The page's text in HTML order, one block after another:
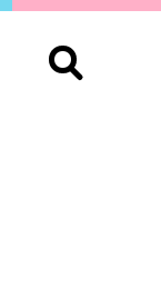
Buscar: